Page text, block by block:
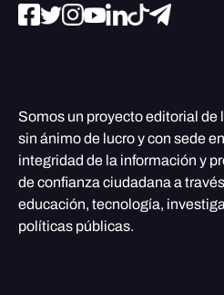
Somos un proyecto editorial de
sin ánimo de lucro y con sede
integridad de la información y
de confianza ciudadana a
educación, tecnología,
políticas públicas.